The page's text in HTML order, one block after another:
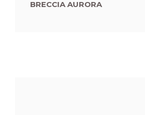
BRECCIA AURORA